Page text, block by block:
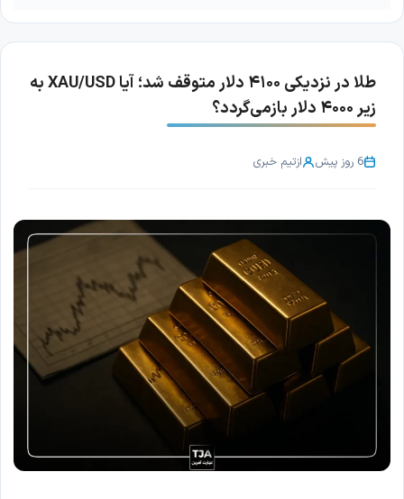
طلا در نزدیکی ۴۱۰۰ دلار متوقف شد؛ آیا XAU/USD به
زیر ۴۰۰۰ دلار بازمی‌گردد؟
6 روز پیش ازتیم خبری